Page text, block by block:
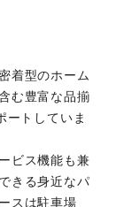
着型のホーム
む豊富な品揃
ートしていま
ビス機能も兼
きる身近なパ
スは駐車場